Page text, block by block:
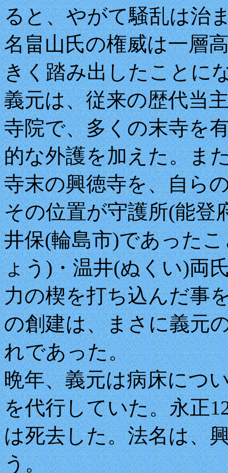
ると、やがて騒乱は治
名畠山氏の権威は一層
きく踏み出したことに
義元は、従来の歴代当
寺院で、多くの末寺を
的な外護を加えた。ま
寺末の興徳寺を、自ら
その位置が守護所(能登
井保(輪島市)であった
ょう)・温井(ぬくい)両
力の楔を打ち込んだ事
の創建は、まさに義元
れであった。
晩年、義元は病床につ
を代行していた。永正
は死去した。法名は、
う。